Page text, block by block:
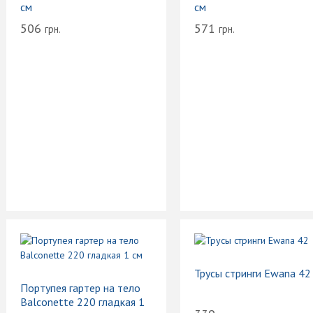
см
506 грн.
см
571 грн.
Портупея гартер на тело
Balconette 220 гладкая 1
Трусы стринги Ewana 42